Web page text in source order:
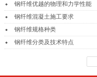
钢纤维优越的物理和力学性能
钢纤维混凝土施工要求
钢纤维规格种类
钢纤维分类及技术特点